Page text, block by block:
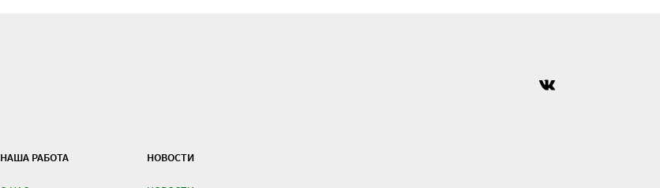
НАША РАБОТА НОВОСТИ